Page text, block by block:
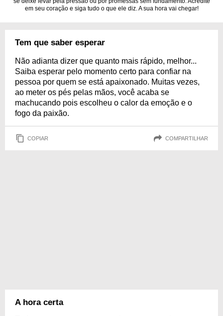
em seu coração e siga tudo o que ele diz. A sua hora vai chegar!
Tem que saber esperar
Não adianta dizer que quanto mais rápido, melhor...
Saiba esperar pelo momento certo para confiar na
pessoa por quem se está apaixonado. Muitas vezes,
ao meter os pés pelas mãos, você acaba se
machucando pois escolheu o calor da emoção e o
fogo da paixão.
COPIAR COMPARTILHAR
A hora certa